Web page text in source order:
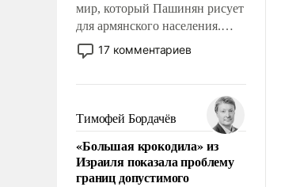
мир, который Пашинян рисует
для армянского населения.
Мир, где политические
прожекты будут безусловно
налогоплательщиков и где
Еревану за свои поступки не
нужно отвечать.
17 комментариев
Тимофей Бордачёв
«Большая крокодила» из
Израиля показала проблему
границ допустимого